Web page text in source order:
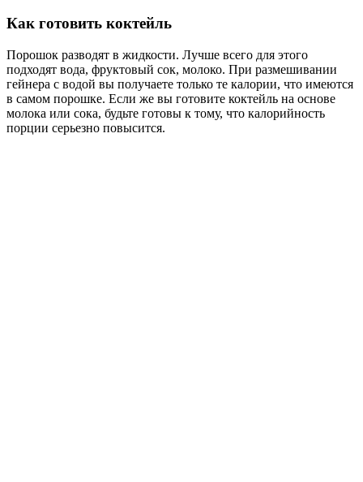
Как готовить коктейль
Порошок разводят в жидкости. Лучше всего для этого
подходят вода, фруктовый сок, молоко. При размешивании
гейнера с водой вы получаете только те калории, что имеются
в самом порошке. Если же вы готовите коктейль на основе
молока или сока, будьте готовы к тому, что калорийность
порции серьезно повысится.